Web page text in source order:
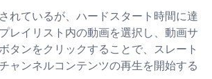
れているが、ハードスタート時間に達
レイリスト内の動画を選択し、動画サ
ボタンをクリックすることで、スレート
ャンネルコンテンツの再生を開始する